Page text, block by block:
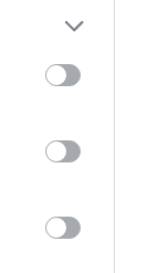
Klart